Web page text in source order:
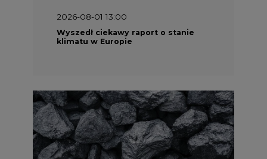
2026-08-01 13:00
Wyszedł ciekawy raport o stanie
klimatu w Europie